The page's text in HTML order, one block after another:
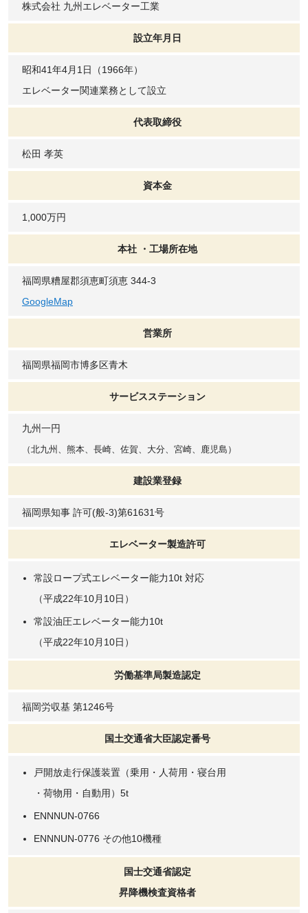
株式会社 九州エレベーター工業
設立年月日
昭和41年4月1日（1966年）
エレベーター関連業務として設立
代表取締役
松田 孝英
資本金
1,000万円
本社 ・工場所在地
福岡県糟屋郡須恵町須恵 344-3
GoogleMap
営業所
福岡県福岡市博多区青木
サービスステーション
九州一円
（北九州、熊本、長崎、佐賀、大分、宮崎、鹿児島）
建設業登録
福岡県知事 許可(般-3)第61631号
エレベーター製造許可
常設ロープ式エレベーター能力10t 対応
（平成22年10月10日）
常設油圧エレベーター能力10t
（平成22年10月10日）
労働基準局製造認定
福岡労収基 第1246号
国土交通省大臣認定番号
戸開放走行保護装置（乗用・人荷用・寝台用
・荷物用・自動用）5t
ENNNUN-0766
ENNNUN-0776 その他10機種
国士交通省認定
昇降機検査資格者